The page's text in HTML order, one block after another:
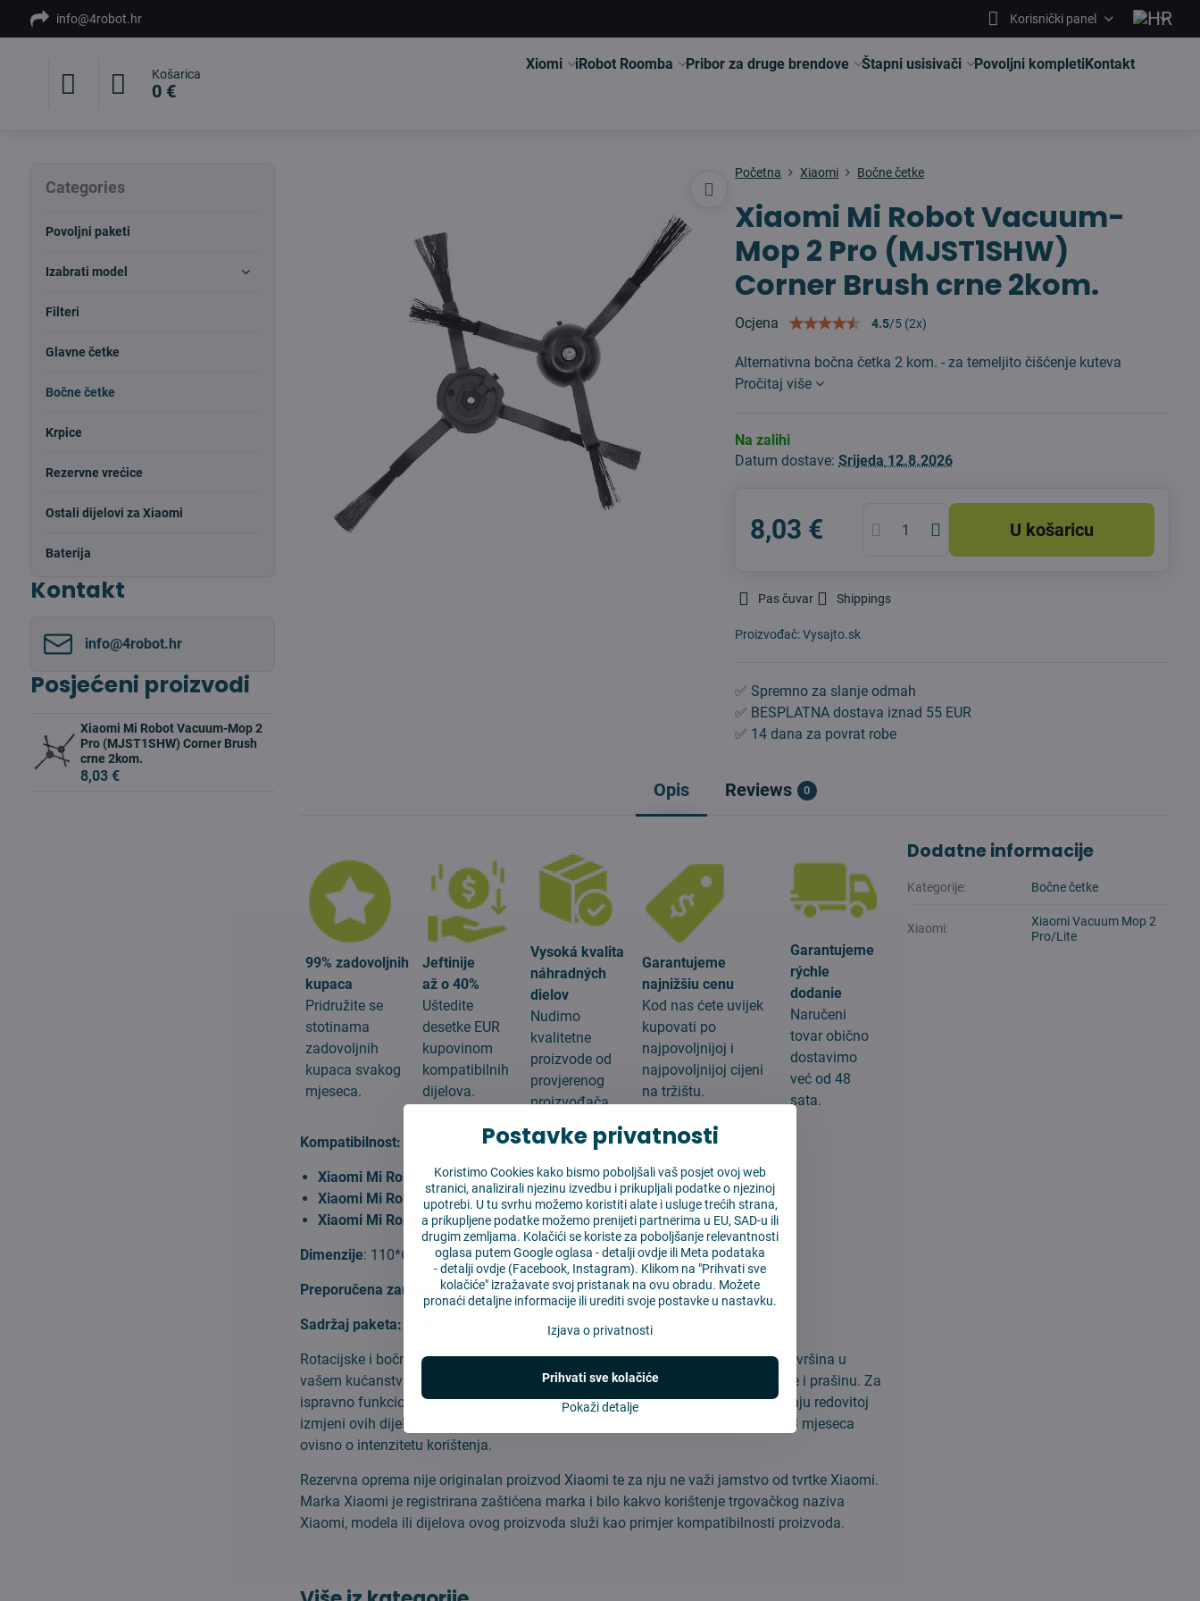
info@4robot.hr Korisnički panel
Košarica
0 €
Xiomi iRobot Roomba Pribor za druge brendove Štapni usisivači Povoljni kompletiKontakt
Početna Xiaomi Bočne četke
Xiaomi Mi Robot Vacuum-
Mop 2 Pro (MJST1SHW)
Corner Brush crne 2kom.
Ocjena 4.5/5 (2x)
Alternativna bočna četka 2 kom. - za temeljito čišćenje kuteva
Pročitaj više
Na zalihi
Datum dostave:Srijeda 12.8.2026
8,03 € U košaricu
Pas čuvar Shippings
Proizvođač:Vysajto.sk
✅ Spremno za slanje odmah
✅ BESPLATNA dostava iznad 55 EUR
✅ 14 dana za povrat robe
Opis Reviews 0
99% zadovoljnih
kupaca
Pridružite se
stotinama
zadovoljnih
kupaca svakog
mjeseca.
Jeftinije
až o 40%
Uštedite
desetke EUR
kupovinom
kompatibilnih
dijelova.
Vysoká kvalita
náhradných
dielov
Nudimo
kvalitetne
proizvode od
provjerenog
proizvođača.
Garantujeme
najnižšiu cenu
Kod nas ćete uvijek
kupovati po
najpovoljnijoj i
najpovoljnijoj cijeni
na tržištu.
Garantujeme
rýchle
dodanie
Naručeni
tovar obično
dostavimo
već od 48
sata.
Kompatibilnost:
Xiaomi Mi Robot Vacuum-Mop 2 Pro White (MJST1SHW)
Xiaomi Mi Robot Vacuum-Mop 2 Pro Black (MJST1SHW)
Xiaomi Mi Robot Vacuum-Mop 2 Lite/MJSTL
Dimenzije: 110*60 mm
Preporučena zamjena:3 mesiace
Sadržaj paketa:
Rotacijske i bočne četke u robotskim usisivačima Xiaomi čiste preljavštine s površina u
vašem kućanstvu, s tepiha i svih vrsta podova. Također zahvačaju kosu, mrvice i prašinu. Za
ispravno funkcioniranje Vašeg robotskog usisivača je neizbježno posvetiti pažnju redovitoj
izmjeni ovih dijelova. Proizvođač usisivača preporuča promjenu četki svaka 2-3 mjeseca
ovisno o intenzitetu korištenja.
Rezervna oprema nije originalan proizvod Xiaomi te za nju ne važi jamstvo od tvrtke Xiaomi.
Marka Xiaomi je registrirana zaštićena marka i bilo kakvo korištenje trgovačkog naziva
Xiaomi, modela ili dijelova ovog proizvoda služi kao primjer kompatibilnosti proizvoda.
Dodatne informacije
Kategorije: Bočne četke
Xiaomi:
Xiaomi Vacuum Mop 2
Pro/Lite
Categories
Povoljni paketi
Izabrati model
Filteri
Glavne četke
Bočne četke
Krpice
Rezervne vrećice
Ostali dijelovi za Xiaomi
Baterija
Kontakt
info​@4robot​.hr
Posjećeni proizvodi
Xiaomi Mi Robot Vacuum-Mop 2
Pro (MJST1SHW) Corner Brush
crne 2kom.
8,03 €
Postavke privatnosti
Koristimo Cookies kako bismo poboljšali vaš posjet ovoj web
stranici, analizirali njezinu izvedbu i prikupljali podatke o njezinoj
upotrebi. U tu svrhu možemo koristiti alate i usluge trećih strana,
a prikupljene podatke možemo prenijeti partnerima u EU, SAD-u ili
drugim zemljama. Kolačići se koriste za poboljšanje relevantnosti
oglasa putem Google oglasa -detalji ovdje ili Meta podataka
-detalji ovdje (Facebook, Instagram). Klikom na "Prihvati sve
kolačiće" izražavate svoj pristanak na ovu obradu. Možete
pronaći detaljne informacije ili urediti svoje postavke u nastavku.
Izjava o privatnosti
Pokaži detalje
Prihvati sve kolačiće